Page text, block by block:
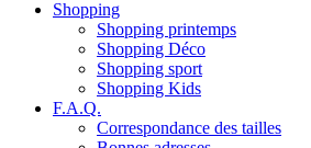
Shopping
Shopping printemps
Shopping Déco
Shopping sport
Shopping Kids
F.A.Q.
Correspondance des tailles